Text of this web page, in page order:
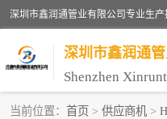
深圳市鑫润通
当前位置： 首页 > 供应商机 >